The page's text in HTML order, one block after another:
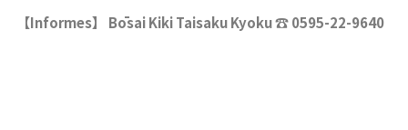
【Informes】 Bōsai Kiki Taisaku Kyoku☎0595-22-9640